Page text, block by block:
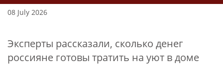
08 July 2026
Эксперты рассказали, сколько денег
россияне готовы тратить на уют в доме